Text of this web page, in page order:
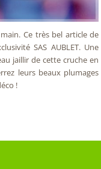
Ce très bel article de
SAS AUBLET. Une
jaillir de cette cruche en
leurs beaux plumages
!